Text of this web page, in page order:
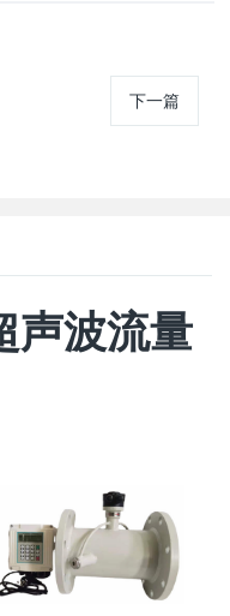
下一篇
声波流量